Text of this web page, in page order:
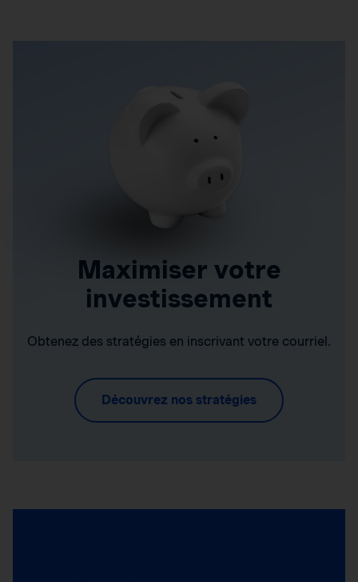
Maximiser votre
investissement
Obtenez des stratégies en inscrivant votre courriel.
Découvrez nos stratégies